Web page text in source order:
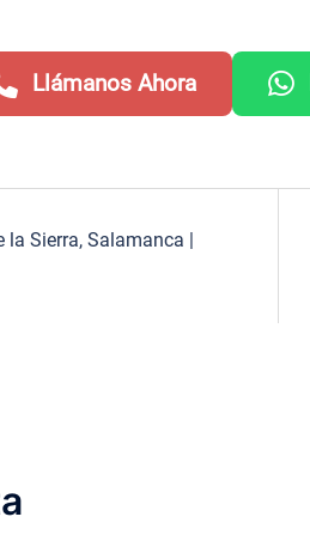
Llámanos Ahora
la Sierra, Salamanca |